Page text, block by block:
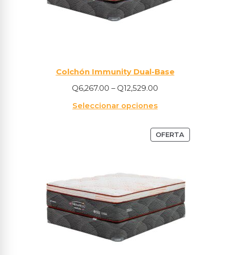
Colchón Immunity Dual-Base
Q6,267.00 – Q12,529.00
Seleccionar opciones
OFERTA